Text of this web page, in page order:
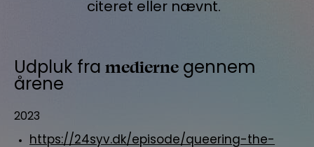
citeret eller nævnt.
Udpluk fra medierne gennem
årene
2023
https://24syv.dk/episode/queering-the-